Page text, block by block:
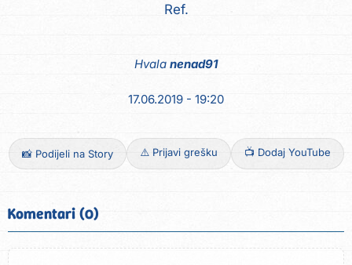
Ref.
Hvala nenad91
17.06.2019 - 19:20
📸 Podijeli na Story ⚠️ Prijavi grešku 📺 Dodaj YouTube
Komentari (0)